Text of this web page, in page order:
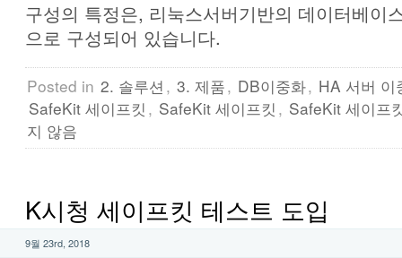
구성의 특정은, 리눅스서버기반의 데이터베이
으로 구성되어 있습니다.
Posted in 2. 솔루션 , 3. 제품, DB이중화, HA 서버 이
SafeKit 세이프킷 , SafeKit 세이프킷 , SafeKit 세이프
지 않음
K시청 세이프킷 테스트 도입
9월 23rd, 2018